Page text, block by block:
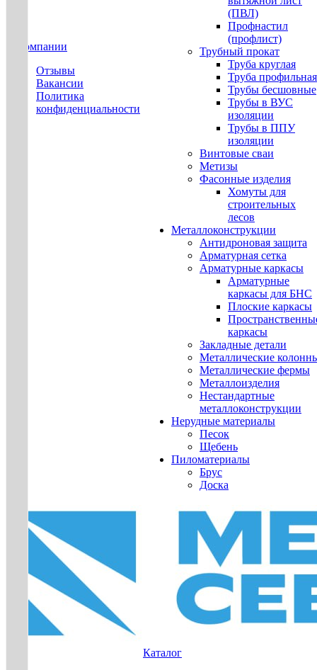
О компании
Отзывы
Вакансии
Политика
конфиденциальности
(ПВЛ)
Профнастил
(профлист)
Трубный прокат
Труба круглая
Труба профильная
Трубы бесшовные
Трубы в ВУС
изоляции
Трубы в ППУ
изоляции
Винтовые сваи
Метизы
Фасонные изделия
Хомуты для
строительных
лесов
Металлоконструкции
Антидроновая защита
Арматурная сетка
Арматурные каркасы
Арматурные
каркасы для БНС
Плоские каркасы
каркасы
Закладные детали
Металлические
Металлические фермы
Металлоизделия
Нестандартные
металлоконструкции
Нерудные материалы
Песок
Щебень
Пиломатериалы
Брус
Доска
Каталог